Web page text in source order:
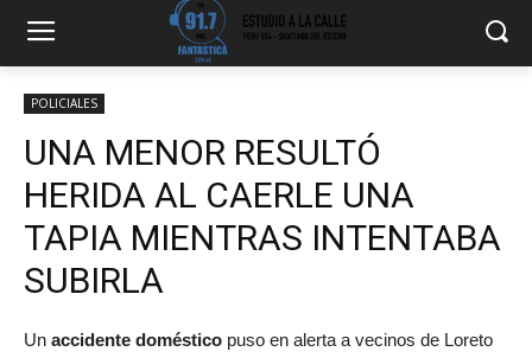
POLICIALES
UNA MENOR RESULTÓ
HERIDA AL CAERLE UNA
TAPIA MIENTRAS INTENTABA
SUBIRLA
Un accidente doméstico puso en alerta a vecinos de Loreto